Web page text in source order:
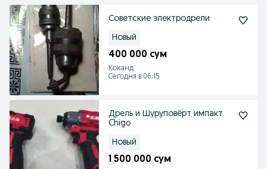
Советские электродрели
Новый
400 000 сум
Коканд
Сегодня в 06:15
Дрель и Шуруповёрт импакт
Chigo
Новый
1 500 000 сум